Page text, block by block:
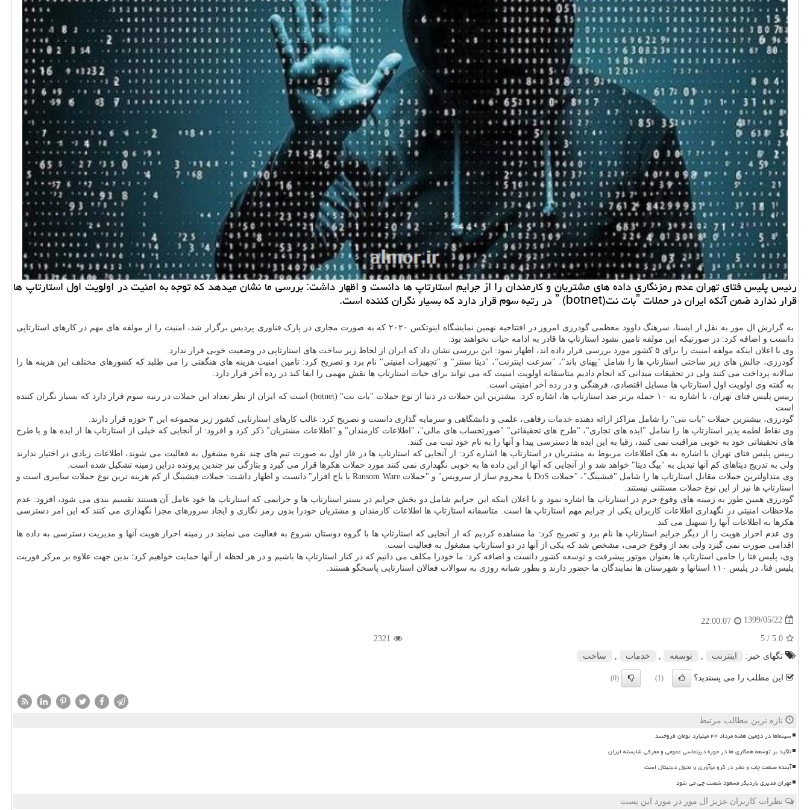
رئیس پلیس فتای تهران عدم رمزنگاری داده‎ های مشتریان و كارمندان را از جرایم استارتاپ ها دانست و اظهار داشت: بررسی ما نشان میدهد كه توجه به امنیت در اولویت اول استارتاپ ها
قرار ندارد ضمن آنكه ایران در حملات ˮبات نتˮ (botnet) در رتبه سوم قرار دارد كه بسیار نگران كننده است.
به گزارش ال مور به نقل از ایسنا، سرهنگ داوود معظمی گودرزی امروز در افتتاحیه نهمین نمایشگاه اینوتکس ۲۰۲۰ که به صورت مجازی در پارک فناوری پردیس برگزار شد، امنیت را از مولفه های مهم در کارهای استارتاپی
دانست و اضافه کرد: در صورتیکه این مولفه تامین نشود استارتاپ ها قادر به ادامه حیات نخواهند بود.
وی با اعلان اینکه مولفه امنیت را برای ۵ کشور مورد بررسی قرار داده اند، اظهار نمود: این بررسی نشان داد که ایران از لحاظ زیر
ساخت های استارتاپی در وضعیت خوبی قرار ندارد.
گودرزی، چالش های زیر ساختی استارتاپ ها را شامل "پهنای باند"، "سرعت اینترنت"، "دیتا سنتر" و "تجهیزات امنیتی" نام برد و تصریح کرد: تامین امنیت هزینه های هنگفتی را می طلبد که کشورهای مختلف این هزینه ها را
سالانه پرداخت می کنند ولی در تحقیقات میدانی که انجام دادیم متاسفانه اولویت امنیت که می تواند برای حیات استارتاپ ها نقش مهمی را ایفا کند در رده آخر قرار دارد.
به گفته وی اولویت اول استارتاپ ها مسایل اقتصادی، فرهنگی و در رده آخر امنیتی است.
رییس پلیس فتای تهران، با اشاره به ۱۰ حمله برتر ضد استارتاپ ها، اشاره کرد: بیشترین این حملات در دنیا از نوع حملات "بات نت" (botnet) است که ایران از نظر تعداد این حملات در رتبه سوم قرار دارد که بسیار نگران کننده
است.
گودرزی، بیشترین حملات "بات نتی" را شامل مراکز ارائه دهنده خدمات رفاهی، علمی و دانشگاهی و سرمایه گذاری دانست و تصریح کرد: غالب کارهای استارتاپی کشور زیر مجموعه این ۳ حوزه قرار دارند.
وی نقاط لطمه پذیر استارتاپ ها را شامل "ایده های تجاری"، "طرح های تحقیقاتی" "صورتحساب های مالی"، "اطلاعات کارمندان" و "اطلاعات مشتریان" ذکر کرد و افزود: از آنجایی که خیلی از استارتاپ ها از ایده ها و یا طرح
های تحقیقاتی خود به خوبی مراقبت نمی کنند، رقبا به این ایده ها دسترسی پیدا و آنها را به نام خود ثبت می کنند.
رییس پلیس فتای تهران با اشاره به هک اطلاعات مربوط به مشتریان در استارتاپ ها اشاره کرد: از آنجایی که استارتاپ ها در فاز اول به صورت تیم های چند نفره مشغول به فعالیت می شوند، اطلاعات زیادی در اختیار ندارند
ولی به تدریج دیتاهای کم آنها تبدیل به "بیگ دیتا" خواهد شد و از آنجایی که آنها از این داده ها به خوبی نگهداری نمی کنند مورد حملات هکرها قرار می گیرد و بتازگی نیز چندین پرونده دراین زمینه تشکیل شده است.
وی متداولترین حملات مقابل استارتاپ ها را شامل "فیشینگ"، "حملات DoS یا محروم ساز از سرویس" و "حملات Ransom Ware یا باج افزار" دانست و اظهار داشت: حملات فیشینگ از کم هزینه ترین نوع حملات سایبری است و
استارتاپ ها نیز از این نوع حملات مستثنی نیستند.
گودرزی همین طور به زمینه های وقوع جرم در استارتاپ ها اشاره نمود و با اعلان اینکه این جرایم شامل دو بخش جرایم در بستر استارتاپ ها و جرایمی که استارتاپ ها خود عامل آن هستند تقسیم بندی می شود، افزود: عدم
ملاحظات امنیتی در نگهداری اطلاعات کاربران یکی از جرایم مهم استارتاپ ها است. متاسفانه استارتاپ ها اطلاعات کارمندان و مشتریان خودرا بدون رمز نگاری و ایجاد سرورهای مجزا نگهداری می کنند که این امر دسترسی
هکرها به اطلاعات آنها را تسهیل می کند.
وی عدم احراز هویت را از دیگر جرایم استارتاپ ها نام برد و تصریح کرد: ما مشاهده کردیم که از آنجایی که استارتاپ ها با گروه دوستان شروع به فعالیت می نمایند در زمینه احراز هویت آنها و مدیریت دسترسی به داده ها
اقدامی صورت نمی گیرد ولی بعد از وقوع جرمی، مشخص شد که یکی از آنها در دو استارتاپ مشغول به فعالیت است.
وی، پلیس فتا را حامی استارتاپ ها بعنوان موتور پیشرفت و توسعه کشور دانست و اضافه کرد: ما خودرا مکلف می دانیم که در کنار استارتاپ ها باشیم و در هر لحظه از آنها حمایت خواهیم کرد؛ بدین جهت علاوه بر مرکز فوریت
پلیس فتا، در پلیس ۱۱۰ استانها و شهرستان ها نمایندگان ما حضور دارند و بطور شبانه روزی به سوالات فعالان استارتاپی پاسخگو هستند.
1399/05/22
22:00:07
5.0
/ 5
2321
تگهای خبر:
اینترنت توسعه خدمات ساخت
این مطلب را می پسندید؟ (1)
(0)
تازه ترین مطالب مرتبط
سینماها در دومین هفته مرداد ۴۴ میلیارد تومان فروختند
تاکید بر توسعه همکاری ها در حوزه دیپلماسی عمومی و معرفی شایسته ایران
آینده صنعت چاپ و نشر در گرو نوآوری و تحول دیجیتال است
مهران مدیری باردیگر مسعود شصت چی می شود
نظرات کاربران عزیز ال مور در مورد این پست